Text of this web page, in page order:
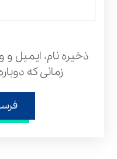
ذخیره نام، ایمیل
زمانی که